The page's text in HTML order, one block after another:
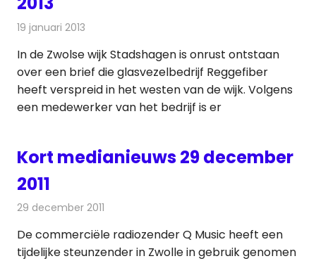
19 januari 2013
In de Zwolse wijk Stadshagen is onrust ontstaan
over een brief die glasvezelbedrijf Reggefiber
heeft verspreid in het westen van de wijk. Volgens
een medewerker van het bedrijf is er
Kort medianieuws 29 december
2011
29 december 2011
De commerciële radiozender Q Music heeft een
tijdelijke steunzender in Zwolle in gebruik genomen